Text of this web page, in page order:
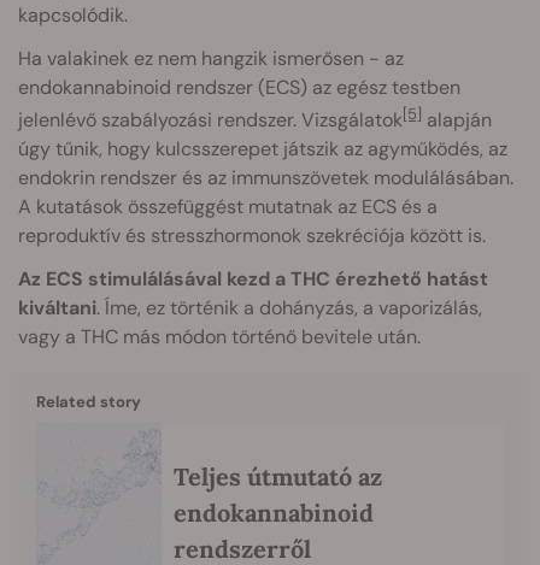
kapcsolódik.
Ha valakinek ez nem hangzik ismerősen - az
endokannabinoid rendszer (ECS) az egész testben
jelenlévő szabályozási rendszer. Vizsgálatok[5] alapján
úgy tűnik, hogy kulcsszerepet játszik az agyműködés, az
endokrin rendszer és az immunszövetek modulálásában.
A kutatások összefüggést mutatnak az ECS és a
reproduktív és stresszhormonok szekréciója között is.
Az ECS stimulálásával kezd a THC érezhető hatást
kiváltani. Íme, ez történik a dohányzás, a vaporizálás,
vagy a THC más módon történő bevitele után.
Related story
Teljes útmutató az
endokannabinoid
rendszerről